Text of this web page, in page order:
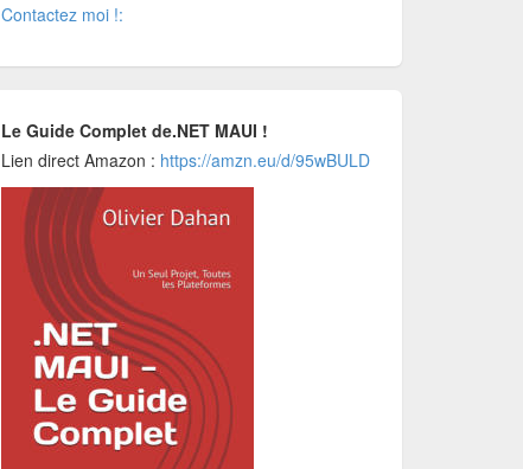
Contactez moi !:
Le Guide Complet de.NET MAUI !
Lien direct Amazon : https://amzn.eu/d/95wBULD